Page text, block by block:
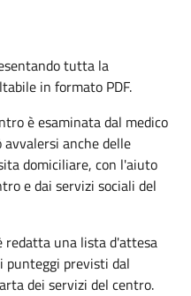
tutta la
in formato PDF.
è esaminata dal medico
anche delle
domiciliare, con l'aiuto
e dai servizi sociali del
redatta una lista d'attesa
punteggi previsti dal
dei servizi del centro.